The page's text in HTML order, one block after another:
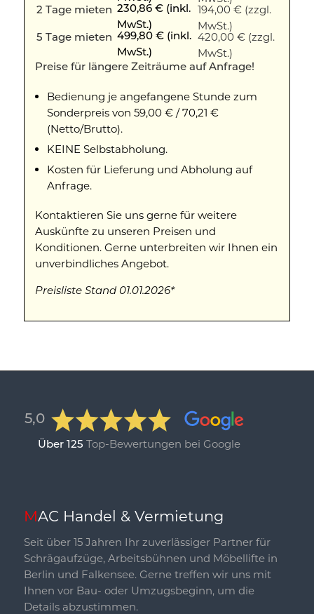
2 Tage mieten 230,86 € (inkl.
MwSt.)
194,00 € (zzgl.
MwSt.)
5 Tage mieten 499,80 € (inkl.
MwSt.)
420,00 € (zzgl.
MwSt.)
Preise für längere Zeiträume auf Anfrage!
Bedienung je angefangene Stunde zum
Sonderpreis von 59,00 € / 70,21 €
(Netto/Brutto).
KEINE Selbstabholung.
Kosten für Lieferung und Abholung auf
Anfrage.
Kontaktieren Sie uns gerne für weitere
Auskünfte zu unseren Preisen und
Konditionen. Gerne unterbreiten wir Ihnen ein
unverbindliches Angebot.
Preisliste Stand 01.01.2026*
5,0
Über 125 Top-Bewertungen bei Google
MAC Handel & Vermietung
Seit über 15 Jahren Ihr zuverlässiger Partner für
Schrägaufzüge, Arbeitsbühnen und Möbellifte in
Berlin und Falkensee. Gerne treffen wir uns mit
Ihnen vor Bau- oder Umzugsbeginn, um die
Details abzustimmen.